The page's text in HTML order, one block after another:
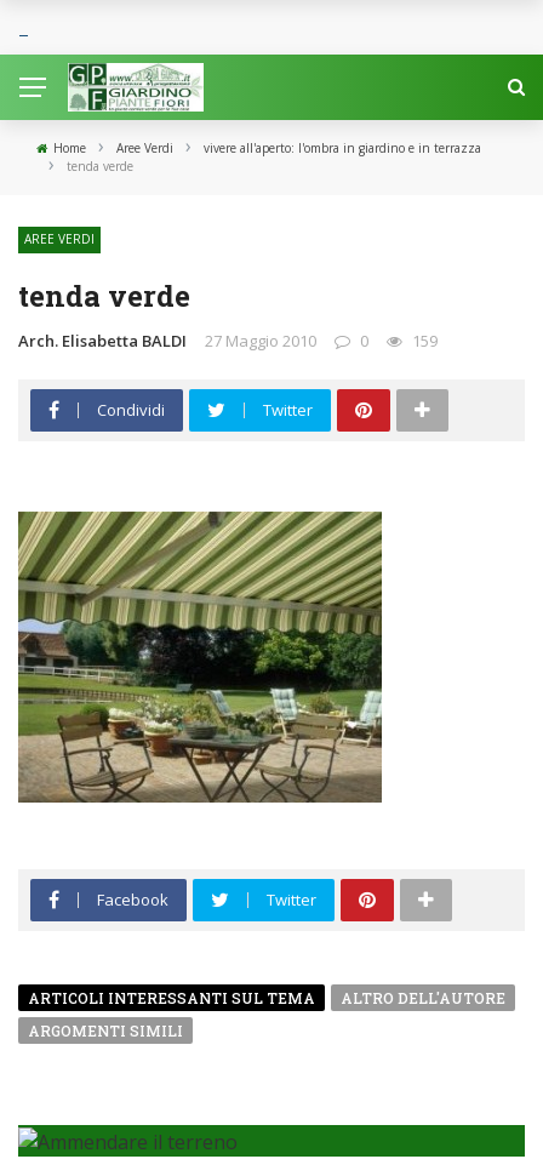
Home › Aree Verdi › vivere all'aperto: l'ombra in giardino e in terrazza
› tenda verde
AREE VERDI
tenda verde
Arch. Elisabetta BALDI 27 Maggio 2010 0 159
Condividi Twitter
Facebook Twitter
ARTICOLI INTERESSANTI SUL TEMA
ALTRO DELL'AUTORE
ARGOMENTI SIMILI